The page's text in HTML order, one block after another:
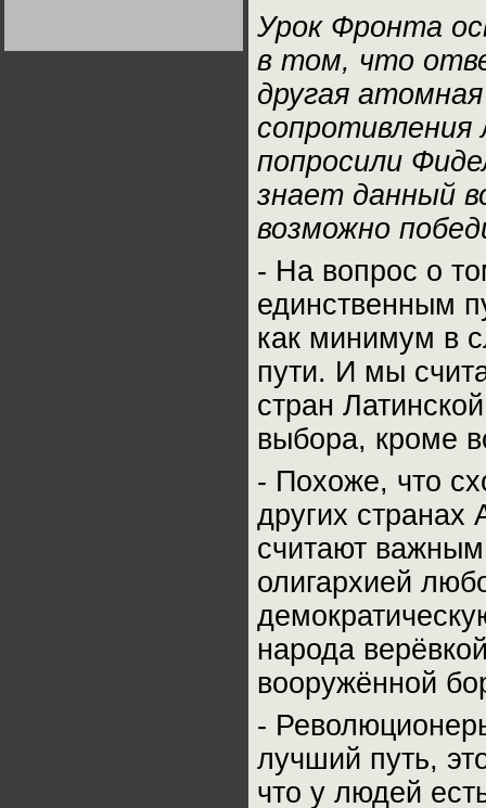
Урок Фронта
в том, что
другая
попросили
знает данный
возможно
- На вопрос о
единственным
как минимум в
пути. И мы
стран
выбора, кроме
- Похоже, что
других
считают
олигархией
народа
вооружённой
-
лучший путь,
что у людей